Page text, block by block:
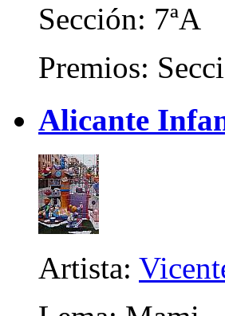
Sección: 7ªA
Premios:
Alicante
Artista: